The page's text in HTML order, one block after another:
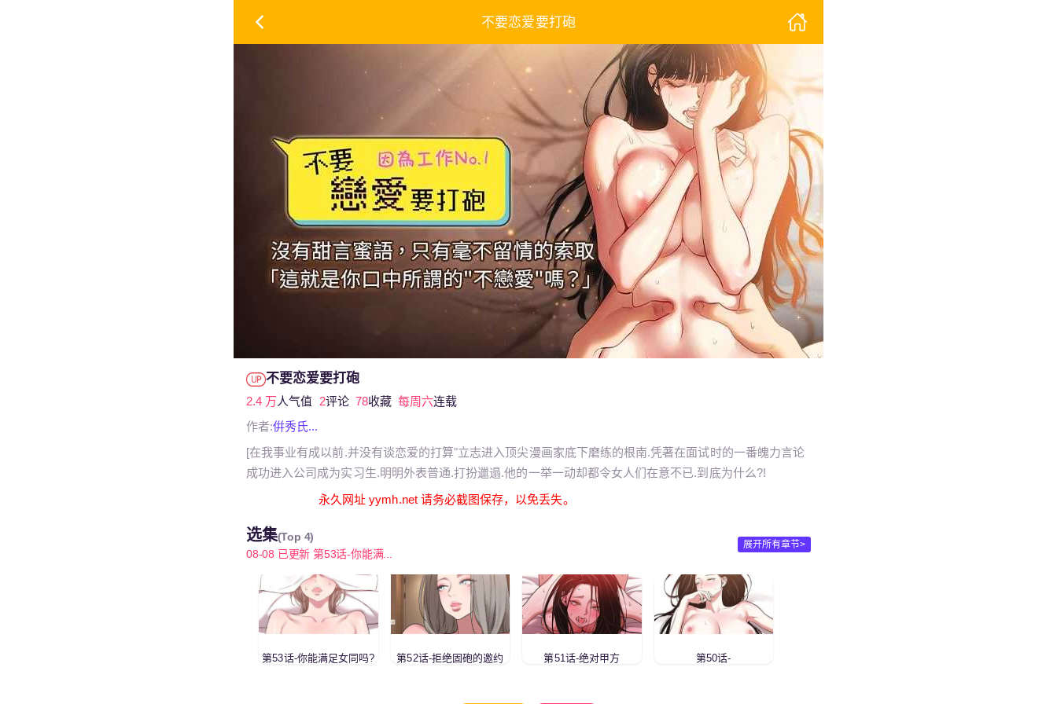
不要恋爱要打砲
不要恋爱要打砲
2.4 万人气值 2评论 78收藏 每周六连载
作者:倂秀氏...
[在我事业有成以前.并没有谈恋爱的打算"立志进入顶尖漫画家底下磨练的根南.凭著在面试时的一番魄力言论
成功进入公司成为实习生.明明外表普通.打扮邋遢.他的一举一动却都令女人们在意不已.到底为什么?!
永久网址 yymh.net 请务必截图保存，以免丢失。
选集(Top 4)
08-08 已更新 第53话-你能满...
展开所有章节>
第53话-你能满足女同吗? 第52话-拒绝固砲的邀约 第51话-绝对甲方 第50话-